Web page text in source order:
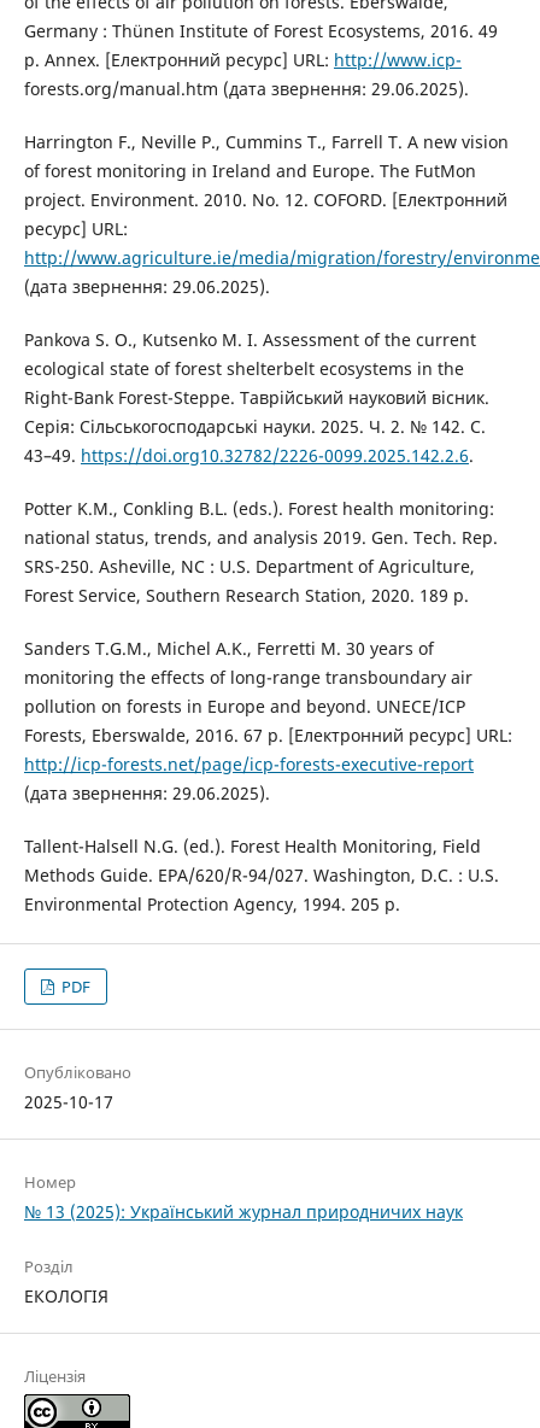
Germany : Thünen Institute of Forest Ecosystems, 2016. 49
p. Annex. [Електронний ресурс] URL: http://www.icp-
forests.org/manual.htm (дата звернення: 29.06.2025).
Harrington F., Neville P., Cummins T., Farrell T. A new vision
of forest monitoring in Ireland and Europe. The FutMon
project. Environment. 2010. No. 12. COFORD. [Електронний
ресурс] URL:
http://www.agriculture.ie/media/migration/forestry/
(дата звернення: 29.06.2025).
Pankova S. O., Kutsenko M. I. Assessment of the current
ecological state of forest shelterbelt ecosystems in the
Right-Bank Forest-Steppe. Таврійський науковий вісник.
Серія: Сільськогосподарські науки. 2025. Ч. 2. № 142. С.
43–49. https://doi.org10.32782/2226-0099.2025.142.2.6.
Potter K.M., Conkling B.L. (eds.). Forest health monitoring:
national status, trends, and analysis 2019. Gen. Tech. Rep.
SRS-250. Asheville, NC : U.S. Department of Agriculture,
Forest Service, Southern Research Station, 2020. 189 p.
Sanders T.G.M., Michel A.K., Ferretti M. 30 years of
monitoring the effects of long-range transboundary air
pollution on forests in Europe and beyond. UNECE/ICP
Forests, Eberswalde, 2016. 67 p. [Електронний ресурс] URL:
http://icp-forests.net/page/icp-forests-executive-report
(дата звернення: 29.06.2025).
Tallent-Halsell N.G. (ed.). Forest Health Monitoring, Field
Methods Guide. EPA/620/R-94/027. Washington, D.C. : U.S.
Environmental Protection Agency, 1994. 205 p.
PDF
Опубліковано
2025-10-17
Номер
№ 13 (2025): Український журнал природничих наук
Розділ
ЕКОЛОГІЯ
Ліцензія